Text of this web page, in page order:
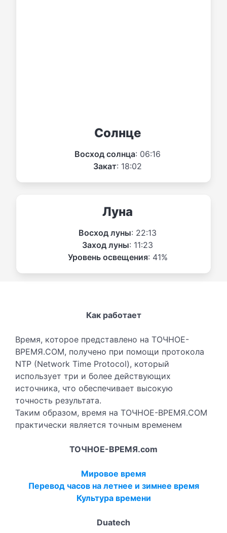
Солнце
Восход солнца: 06:16
Закат: 18:02
Луна
Восход луны: 22:13
Заход луны: 11:23
Уровень освещения: 41%
Как работает
Время, которое представлено на ТОЧНОЕ-
ВРЕМЯ.COM, получено при помощи протокола
NTP (Network Time Protocol), который
использует три и более действующих
источника, что обеспечивает высокую
точность результата.
Таким образом, время на ТОЧНОЕ-ВРЕМЯ.COM
практически является точным временем
ТОЧНОЕ-ВРЕМЯ.com
Мировое время
Перевод часов на летнее и зимнее время
Культура времени
Duatech